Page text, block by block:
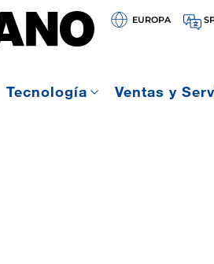
EUROPA
Tecnología Ventas y